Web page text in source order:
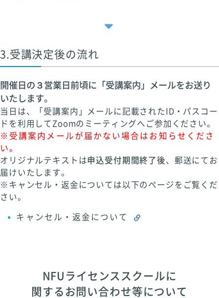
3.受講決定後の流れ
開催日の３営業日前頃に「受講案内」メールをお送り
いたします。
当日は、「受講案内」メールに記載されたID・パスコー
ドを利用してZoomのミーティングへご参加ください。
※受講案内メールが届かない場合はお知らせくださ
い。
オリジナルテキストは申込受付期間終了後、郵送にてお
届けいたします。
※キャンセル・返金については以下のページをご覧くだ
さい。
キャンセル・返金について
NFUライセンススクールに
関するお問い合わせ等について